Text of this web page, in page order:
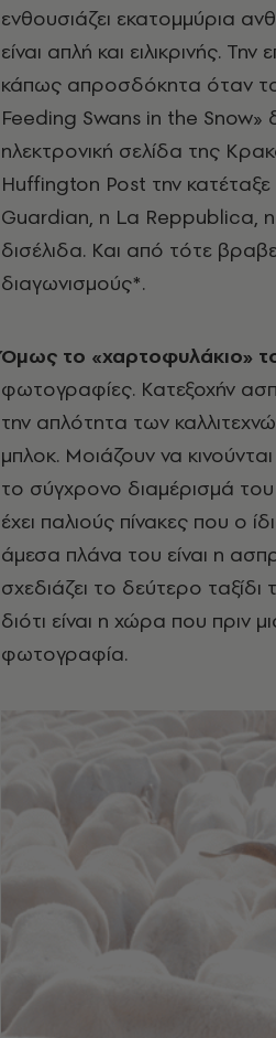
ενθουσιάζει εκατομμύρια
είναι απλή και ειλικρινής.
κάπως απροσδόκητα όταν
Feeding Swans in the Snow»
ηλεκτρονική σελίδα της
Huffington Post την
Guardian, η La Reppublica,
δισέλιδα. Και από τότε
διαγωνισμούς*.
Όμως το «χαρτοφυλάκιο»
φωτογραφίες. Κατεξοχήν
την απλότητα των
μπλοκ. Μοιάζουν να
το σύγχρονο διαμέρισμά
έχει παλιούς πίνακες που ο
άμεσα πλάνα του είναι η
σχεδιάζει το δεύτερο ταξίδι
διότι είναι η χώρα που πριν
φωτογραφία.